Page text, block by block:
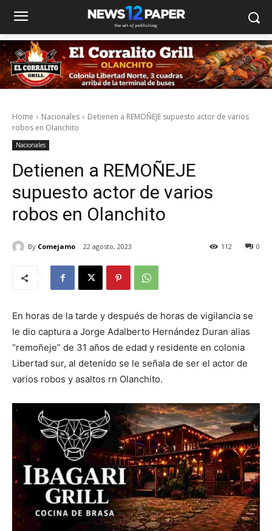
Home Nacionales
Detienen a REMOÑEJE supuesto actor de varios
robos en Olanchito
Nacionales
Detienen a REMOÑEJE
supuesto actor de varios
robos en Olanchito
By Comejamo 22 agosto, 2023 0
112
En horas de la tarde y después de horas de vigilancia se
le dio captura a Jorge Adalberto Hernández Duran alias
“remoñeje” de 31 años de edad y residente en colonia
Libertad sur, al detenido se le señala de ser el actor de
varios robos y asaltos rn Olanchito.